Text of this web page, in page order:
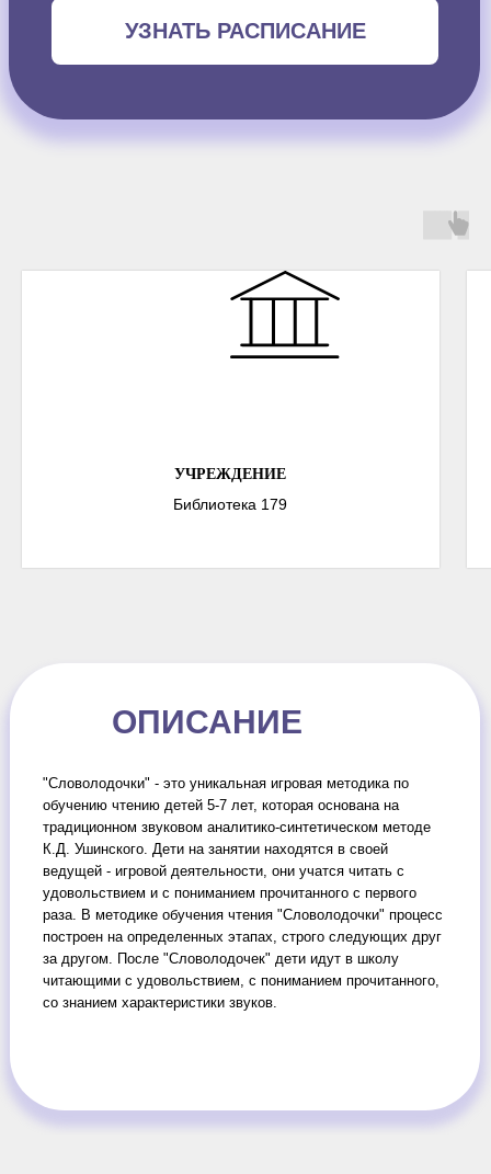
УЗНАТЬ РАСПИСАНИЕ
УЧРЕЖДЕНИЕ
Библиотека 179
ОПИСАНИЕ
"Словолодочки" - это уникальная игровая методика по
обучению чтению детей 5-7 лет, которая основана на
традиционном звуковом аналитико-синтетическом методе
К.Д. Ушинского. Дети на занятии находятся в своей
ведущей - игровой деятельности, они учатся читать с
удовольствием и с пониманием прочитанного с первого
раза. В методике обучения чтения "Словолодочки" процесс
построен на определенных этапах, строго следующих друг
за другом. После "Словолодочек" дети идут в школу
читающими с удовольствием, с пониманием прочитанного,
со знанием характеристики звуков.